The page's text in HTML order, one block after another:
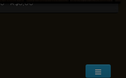
0 - R$0,00